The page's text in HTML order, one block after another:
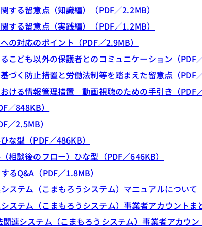
する留意点（知識編）（PDF／2.2MB）
する留意点（実践編）（PDF／1.2MB）
の対応のポイント（PDF／2.9MB）
こども以外の保護者とのコミュニケーション（PDF
づく防止措置と労働法制等を踏まえた留意点（PDF
ける情報管理措置 動画視聴のための手引き（PDF
／848KB）
／2.5MB）
な型（PDF／486KB）
相談後のフロー）ひな型（PDF／646KB）
るQ&A（PDF／1.8MB）
ステム（こまもろうシステム）マニュアルについて
ステム（こまもろうシステム）事業者アカウントま
関連システム（こまもろうシステム）事業者アカウ